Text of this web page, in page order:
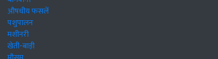
औषधीय फसलें
पशुपालन
मशीनरी
खेती-बाड़ी